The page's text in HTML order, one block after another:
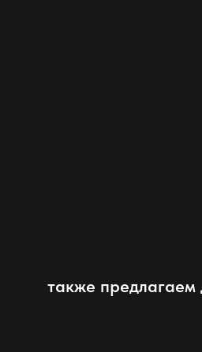
также предлагаем